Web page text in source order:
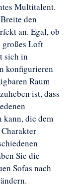
Multitalent.
den
an. Egal, ob
großes Loft
sich in
konfigurieren
Raum
ist, dass
kann, die dem
Sie die
Sofas nach